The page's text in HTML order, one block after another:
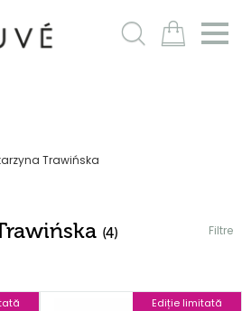
m
Trawińska
(4) Filtre
Ediție limitată